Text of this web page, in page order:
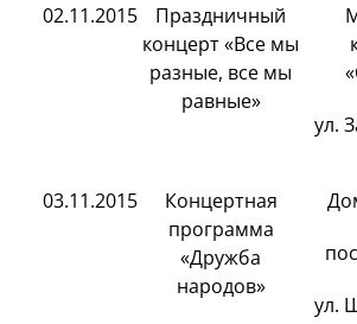
02.11.2015
Праздничный
концерт «Все мы
разные, все мы
равные»
ул.
03.11.2015
Концертная
программа
«Дружба
народов»
ул.